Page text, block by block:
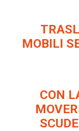
MOBILI
CON